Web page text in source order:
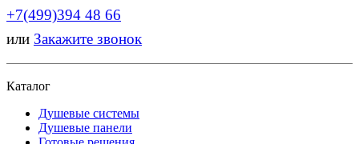
+7(499)394 48 66
или Закажите звонок
Каталог
Душевые системы
Душевые панели